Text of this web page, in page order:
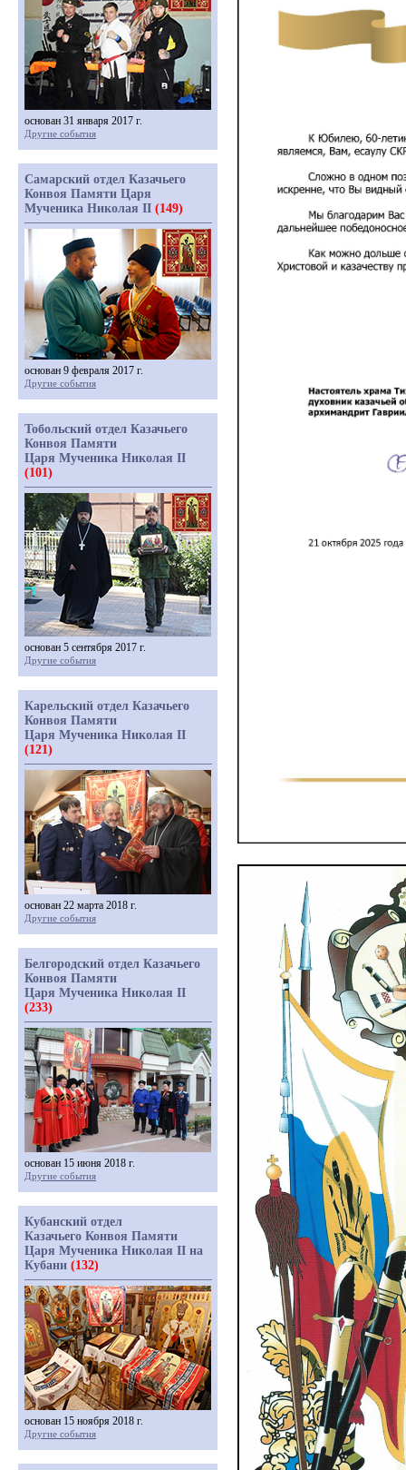
основан 31 января 2017 г.
Другие события
Самарский отдел Казачьего
Конвоя Памяти Царя
Мученика Николая II (149)
основан 9 февраля 2017 г.
Другие события
Тобольский отдел Казачьего
Конвоя Памяти
Царя Мученика Николая II
(101)
основан 5 сентября 2017 г.
Другие события
Карельский отдел Казачьего
Конвоя Памяти
Царя Мученика Николая II
(121)
основан 22 марта 2018 г.
Другие события
Белгородский отдел Казачьего
Конвоя Памяти
Царя Мученика Николая II
(233)
основан 15 июня 2018 г.
Другие события
Кубанский отдел
Казачьего Конвоя Памяти
Царя Мученика Николая II на
Кубани (132)
основан 15 ноября 2018 г.
Другие события